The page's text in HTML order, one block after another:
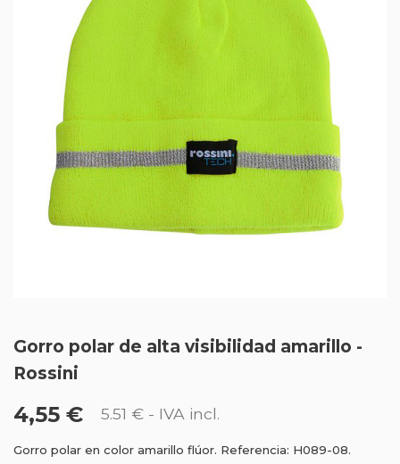
Gorro polar de alta visibilidad amarillo -
Rossini
4,55 € 5.51 € - IVA incl.
Gorro polar en color amarillo flúor. Referencia: H089-08.